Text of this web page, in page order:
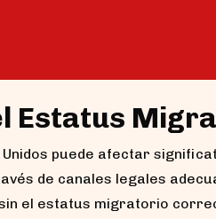
Estatus
puede afectar
de canales legales
el estatus migratorio